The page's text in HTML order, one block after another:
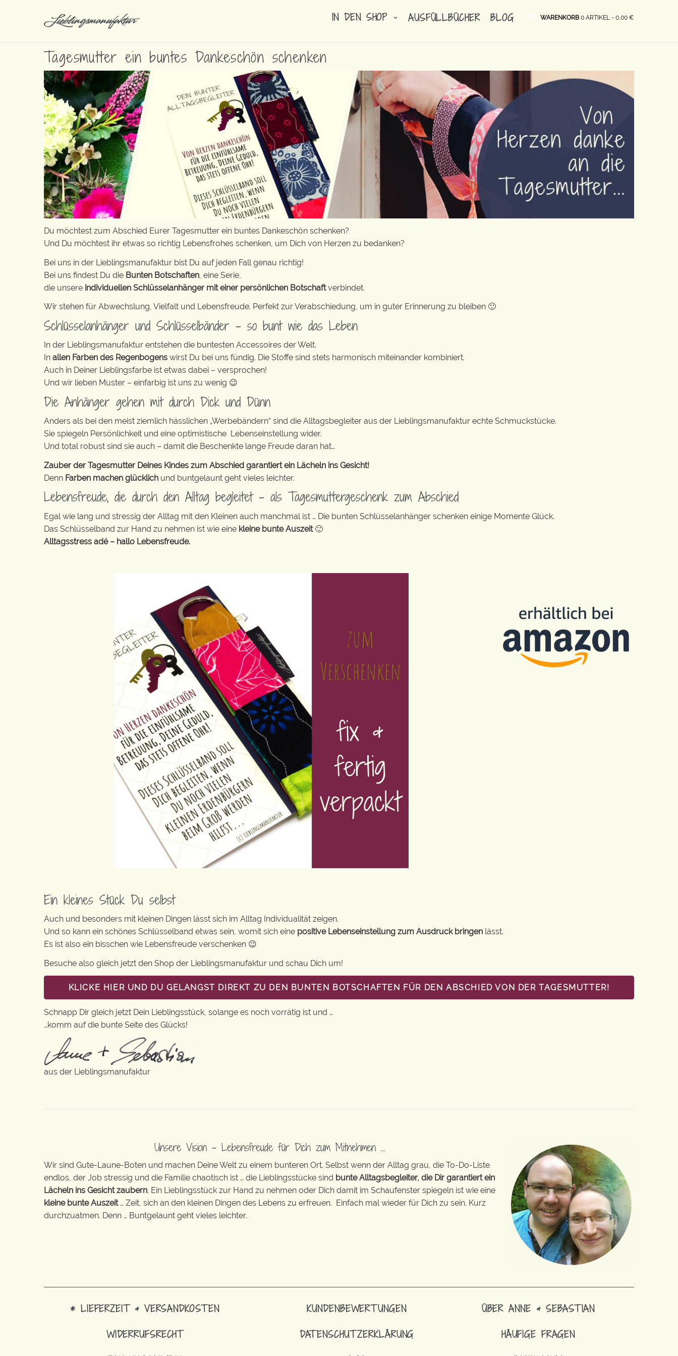
IN DEN SHOP AUSFÜLLBÜCHER BLOG WARENKORB 0 ARTIKEL - 0,00 €
Tagesmutter ein buntes Dankeschön schenken
Du möchtest zum Abschied Eurer Tagesmutter ein buntes Dankeschön schenken?
Und Du möchtest ihr etwas so richtig Lebensfrohes schenken, um Dich von Herzen zu bedanken?
Bei uns in der Lieblingsmanufaktur bist Du auf jeden Fall genau richtig!
Bei uns findest Du die Bunten Botschaften , eine Serie,
die unsere individuellen Schlüsselanhänger mit einer persönlichen Botschaftverbindet.
Wir stehen für Abwechslung, Vielfalt und Lebensfreude. Perfekt zur Verabschiedung, um in guter Erinnerung zu bleiben 🙂
Schlüsselanhänger und Schlüsselbänder – so bunt wie das Leben
In der Lieblingsmanufaktur entstehen die buntesten Accessoires der Welt.
In allen Farben des Regenbogens wirst Du bei uns fündig. Die Stoffe sind stets harmonisch miteinander kombiniert.
Auch in Deiner Lieblingsfarbe ist etwas dabei – versprochen!
Und wir lieben Muster – einfarbig ist uns zu wenig 😉
Die Anhänger gehen mit durch Dick und Dünn
Anders als bei den meist ziemlich hässlichen „Werbebändern“ sind die Alltagsbegleiter aus der Lieblingsmanufaktur echte Schmuckstücke.
Sie spiegeln Persönlichkeit und eine optimistische Lebenseinstellung wider.
Und total robust sind sie auch – damit die Beschenkte lange Freude daran hat…
Zauber der Tagesmutter Deines Kindes zum Abschied garantiert ein Lächeln ins Gesicht!
Denn Farben machen glücklich und buntgelaunt geht vieles leichter.
Lebensfreude, die durch den Alltag begleitet – als Tagesmuttergeschenk zum Abschied
Egal wie lang und stressig der Alltag mit den Kleinen auch manchmal ist … Die bunten Schlüsselanhänger schenken einige Momente Glück.
Das Schlüsselband zur Hand zu nehmen ist wie eine kleine bunte Auszeit🙂
Alltagsstress adé – hallo Lebensfreude.
Ein kleines Stück Du selbst
Auch und besonders mit kleinen Dingen lässt sich im Alltag Individualität zeigen.
Und so kann ein schönes Schlüsselband etwas sein, womit sich eine positive Lebenseinstellung zum Ausdruck bringen lässt.
Es ist also ein bisschen wie Lebensfreude verschenken 😉
Besuche also gleich jetzt den Shop der Lieblingsmanufaktur und schau Dich um!
KLICKE HIER UND DU GELANGST DIREKT ZU DEN BUNTEN BOTSCHAFTEN FÜR DEN ABSCHIED VON DER TAGESMUTTER!
Schnapp Dir gleich jetzt Dein Lieblingsstück, solange es noch vorrätig ist und …
…komm auf die bunte Seite des Glücks!
aus der Lieblingsmanufaktur
Unsere Vision – Lebensfreude für Dich zum Mitnehmen …
Wir sind Gute-Laune-Boten und machen Deine Welt zu einem bunteren Ort. Selbst wenn der Alltag grau, die To-Do-Liste
endlos, der Job stressig und die Familie chaotisch ist … die Lieblingsstücke sind bunte Alltagsbegleiter, die Dir garantiert ein
Lächeln ins Gesicht zaubern. Ein Lieblingsstück zur Hand zu nehmen oder Dich damit im Schaufenster spiegeln ist wie eine
kleine bunte Auszeit… Zeit, sich an den kleinen Dingen des Lebens zu erfreuen. Einfach mal wieder für Dich zu sein. Kurz
durchzuatmen. Denn … Buntgelaunt geht vieles leichter.
* LIEFERZEIT & VERSANDKOSTEN
WIDERRUFSRECHT
KUNDENBEWERTUNGEN
DATENSCHUTZERKLÄRUNG
ÜBER ANNE & SEBASTIAN
HÄUFIGE FRAGEN